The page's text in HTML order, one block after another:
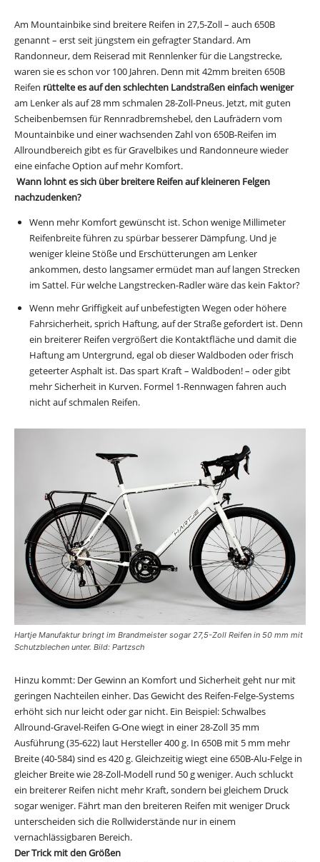
Am Mountainbike sind breitere Reifen in 27,5-Zoll – auch 650B
genannt – erst seit jüngstem ein gefragter Standard. Am
Randonneur, dem Reiserad mit Rennlenker für die Langstrecke,
waren sie es schon vor 100 Jahren. Denn mit 42mm breiten 650B
Reifen rüttelte es auf den schlechten Landstraßen einfach weniger
am Lenker als auf 28 mm schmalen 28-Zoll-Pneus. Jetzt, mit guten
Scheibenbemsen für Rennradbremshebel, den Laufrädern vom
Mountainbike und einer wachsenden Zahl von 650B-Reifen im
Allroundbereich gibt es für Gravelbikes und Randonneure wieder
eine einfache Option auf mehr Komfort.
Wann lohnt es sich über breitere Reifen auf kleineren Felgen
nachzudenken?
Wenn mehr Komfort gewünscht ist. Schon wenige Millimeter
Reifenbreite führen zu spürbar besserer Dämpfung. Und je
weniger kleine Stöße und Erschütterungen am Lenker
ankommen, desto langsamer ermüdet man auf langen Strecken
im Sattel. Für welche Langstrecken-Radler wäre das kein Faktor?
Wenn mehr Griffigkeit auf unbefestigten Wegen oder höhere
Fahrsicherheit, sprich Haftung, auf der Straße gefordert ist. Denn
ein breiterer Reifen vergrößert die Kontaktfläche und damit die
Haftung am Untergrund, egal ob dieser Waldboden oder frisch
geteerter Asphalt ist. Das spart Kraft – Waldboden! – oder gibt
mehr Sicherheit in Kurven. Formel 1-Rennwagen fahren auch
nicht auf schmalen Reifen.
Hartje Manufaktur bringt im Brandmeister sogar 27,5-Zoll Reifen in 50 mm mit
Schutzblechen unter. Bild: Partzsch
Hinzu kommt: Der Gewinn an Komfort und Sicherheit geht nur mit
geringen Nachteilen einher. Das Gewicht des Reifen-Felge-Systems
erhöht sich nur leicht oder gar nicht. Ein Beispiel: Schwalbes
Allround-Gravel-Reifen G-One wiegt in einer 28-Zoll 35 mm
Ausführung (35-622) laut Hersteller 400 g. In 650B mit 5 mm mehr
Breite (40-584) sind es 420 g. Gleichzeitig wiegt eine 650B-Alu-Felge in
gleicher Breite wie 28-Zoll-Modell rund 50 g weniger. Auch schluckt
ein breiterer Reifen nicht mehr Kraft, sondern bei gleichem Druck
sogar weniger. Fährt man den breiteren Reifen mit weniger Druck
unterscheiden sich die Rollwiderstände nur in einem
vernachlässigbaren Bereich.
Der Trick mit den Größen